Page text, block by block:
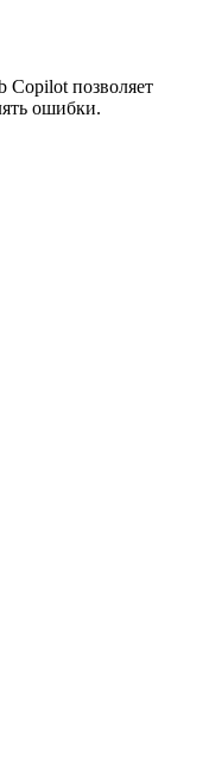
позволяет
ошибки.